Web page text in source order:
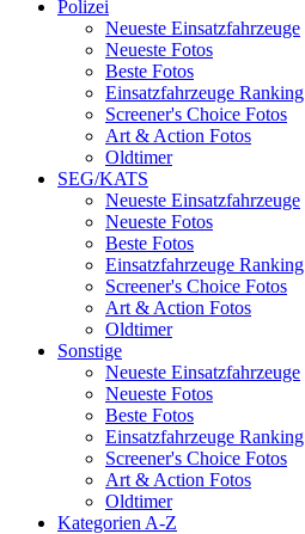
Polizei
Neueste Einsatzfahrzeuge
Neueste Fotos
Beste Fotos
Einsatzfahrzeuge Ranking
Screener's Choice Fotos
Art & Action Fotos
Oldtimer
SEG/KATS
Neueste Einsatzfahrzeuge
Neueste Fotos
Beste Fotos
Einsatzfahrzeuge Ranking
Screener's Choice Fotos
Art & Action Fotos
Oldtimer
Sonstige
Neueste Einsatzfahrzeuge
Neueste Fotos
Beste Fotos
Einsatzfahrzeuge Ranking
Screener's Choice Fotos
Art & Action Fotos
Oldtimer
Kategorien A-Z